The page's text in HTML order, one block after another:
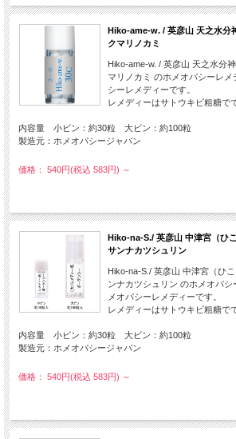
Hiko-ame-w. / 英彦山 天之水分
クマリノカミ
Hiko-ame-w. / 英彦山 天之水分
マリノカミ のホメオパシーレ
シーレメディーです。
レメディーはサトウキビ粗糖で
内容量 小ビン：約30粒 大ビン：約100粒
製造元：ホメオパシージャパン
価格： 540円(税込 583円) ～
Hiko-na-S./ 英彦山 中津宮（ひ
サンナカツシュリン
Hiko-na-S./ 英彦山 中津宮（ひ
ンナカツシュリン のホメオパ
メオパシーレメディーです。
レメディーはサトウキビ粗糖で
内容量 小ビン：約30粒 大ビン：約100粒
製造元：ホメオパシージャパン
価格： 540円(税込 583円) ～